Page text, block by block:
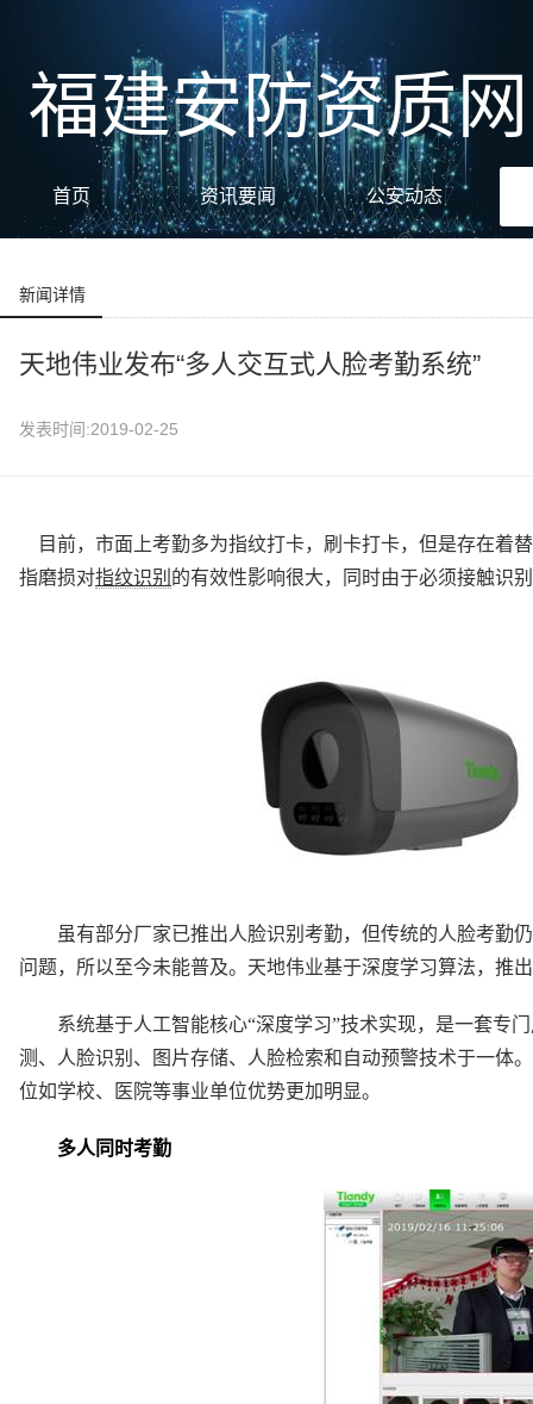
福建安防资质网
首页 资讯要闻 公安动态
新闻详情
天地伟业发布“多人交互式人脸考勤系统”
发表时间:2019-02-25
目前，市面上考勤多为指纹打卡，刷卡打卡，但是存在着
指磨损对指纹识别 的有效性影响很大，同时由于必须接触识
虽有部分厂家已推出人脸识别考勤，但传统的人脸考勤仍
问题，所以至今未能普及。天地伟业基于深度学习算法，推
系统基于人工智能核心“深度学习”技术实现，是一套专门
测、人脸识别、图片存储、人脸检索和自动预警技术于一体
位如学校、医院等事业单位优势更加明显。
多人同时考勤